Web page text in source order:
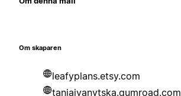
Om skaparen
leafyplans.etsy.com
taniaivanytska.gumroad.com